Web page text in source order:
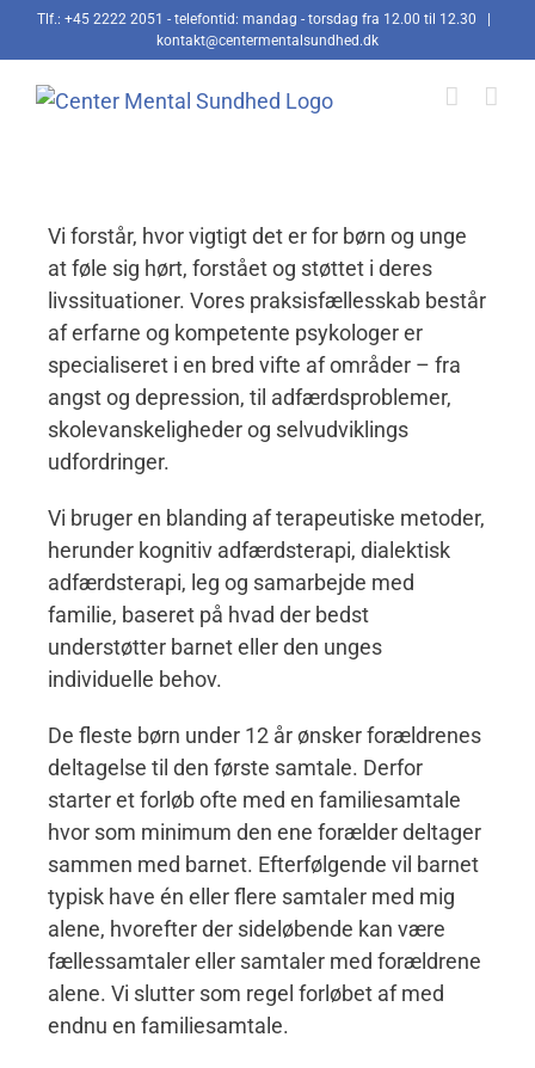
Skip
content
Tlf.: +45 2222 2051 - telefontid: mandag - torsdag fra 12.00 til 12.30
kontakt@centermentalsundhed.dk
Vi forstår, hvor vigtigt det er for børn og unge
at føle sig hørt, forstået og støttet i deres
livssituationer. Vores praksisfællesskab består
af erfarne og kompetente psykologer er
specialiseret i en bred vifte af områder – fra
angst og depression, til adfærdsproblemer,
skolevanskeligheder og selvudviklings
udfordringer.
Vi bruger en blanding af terapeutiske metoder,
herunder kognitiv adfærdsterapi, dialektisk
adfærdsterapi, leg og samarbejde med
familie, baseret på hvad der bedst
understøtter barnet eller den unges
individuelle behov.
De fleste børn under 12 år ønsker forældrenes
deltagelse til den første samtale. Derfor
starter et forløb ofte med en familiesamtale
hvor som minimum den ene forælder deltager
sammen med barnet. Efterfølgende vil barnet
typisk have én eller flere samtaler med mig
alene, hvorefter der sideløbende kan være
fællessamtaler eller samtaler med forældrene
alene. Vi slutter som regel forløbet af med
endnu en familiesamtale.